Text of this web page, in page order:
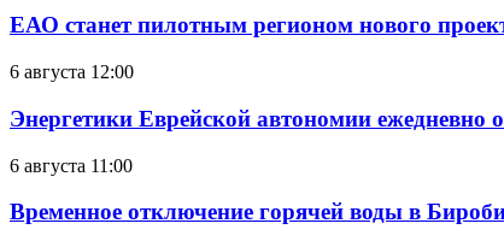
ЕАО станет пилотным регионом нового
6 августа 12:00
Энергетики Еврейской автономии ежедневно
6 августа 11:00
Временное отключение горячей воды в